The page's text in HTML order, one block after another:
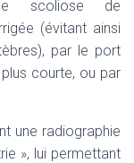
scoliose de
(évitant ainsi
par le port
courte, ou par
une radiographie
», lui permettant